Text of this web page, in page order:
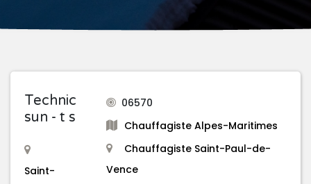
Technic
sun - t s
Saint-
06570
Chauffagiste Alpes-Maritimes
Chauffagiste Saint-Paul-de-
Vence